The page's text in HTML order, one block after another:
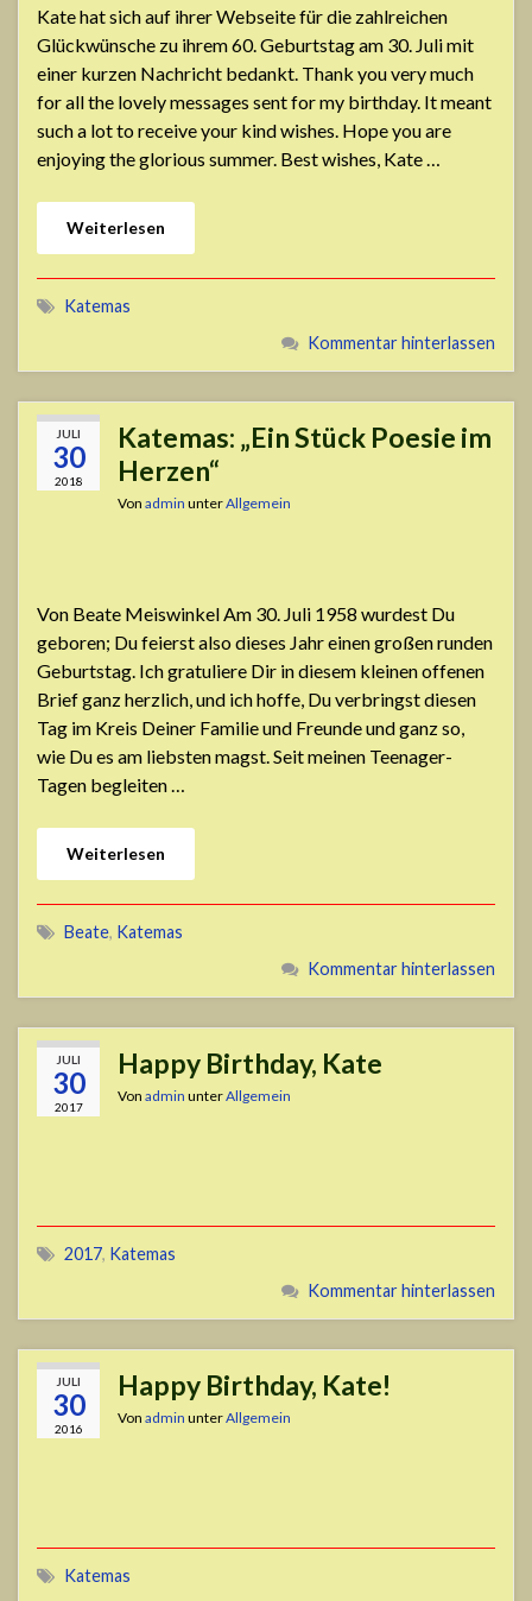
Kate hat sich auf ihrer Webseite für die zahlreichen
Glückwünsche zu ihrem 60. Geburtstag am 30. Juli mit
einer kurzen Nachricht bedankt. Thank you very much
for all the lovely messages sent for my birthday. It meant
such a lot to receive your kind wishes. Hope you are
enjoying the glorious summer. Best wishes, Kate …
Weiterlesen
Katemas
Kommentar hinterlassen
JULI
30
2018
Katemas: „Ein Stück Poesie im
Herzen“
Von admin unterAllgemein
Von Beate Meiswinkel Am 30. Juli 1958 wurdest Du
geboren; Du feierst also dieses Jahr einen großen runden
Geburtstag. Ich gratuliere Dir in diesem kleinen offenen
Brief ganz herzlich, und ich hoffe, Du verbringst diesen
Tag im Kreis Deiner Familie und Freunde und ganz so,
wie Du es am liebsten magst. Seit meinen Teenager-
Tagen begleiten …
Weiterlesen
Beate, Katemas
Kommentar hinterlassen
JULI
30
2017
Happy Birthday, Kate
Von admin unterAllgemein
2017, Katemas
Kommentar hinterlassen
JULI
30
2016
Happy Birthday, Kate!
Von admin unterAllgemein
Katemas